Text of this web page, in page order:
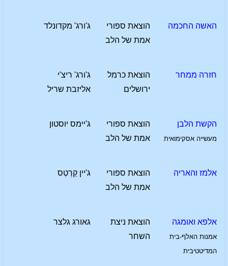
האשה החכמה
הוצאת ספורי
אמת של הלב
ג'ורג' מקדונלד
חזרה ממחר
הוצאת כרמל
ירושלים
ג'ורג' ריצ'י
אליזבת שריל
הקשת הלבן
מעשייה אסקימואית
הוצאת ספורי
אמת של הלב
ג'יימס יוסטון
אלמז והאריה
הוצאת ספורי
אמת של הלב
ג'יין קֵרְטְס
אלפא ואומגה
אמנות האלף-בית
המדיטטיבית
הוצאת ניצת
השחר
גאורג גלצר